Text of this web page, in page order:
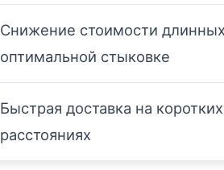
Снижение стоимости
оптимальной стыковке
Быстрая доставка на
расстояниях